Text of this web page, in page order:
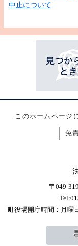
中止について
このホームページ
免
〒049-
町役場開庁時間：月曜